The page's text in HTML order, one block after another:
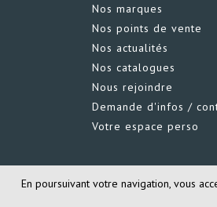
Nos marques
Nos points de vente
Nos actualités
Nos catalogues
Nous rejoindre
Demande d'infos /
Votre espace perso
En poursuivant votre navigation, vous